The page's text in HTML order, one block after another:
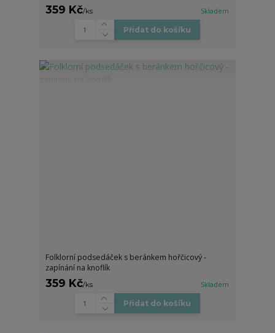
359 Kč/ks Skladem
Přidat do košíku
Folklorní podsedáček s beránkem hořčicový -
zapínání na knoflík
359 Kč/ks Skladem
Přidat do košíku